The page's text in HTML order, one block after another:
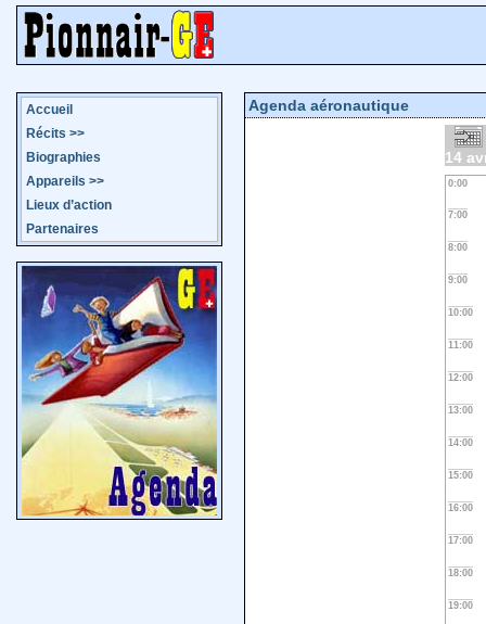
Accueil
Récits >>
Biographies
Appareils >>
Lieux d’action
Partenaires
Agenda aéronautique
14
0:00
7:00
8:00
9:00
10:00
11:00
12:00
13:00
14:00
15:00
16:00
17:00
18:00
19:00